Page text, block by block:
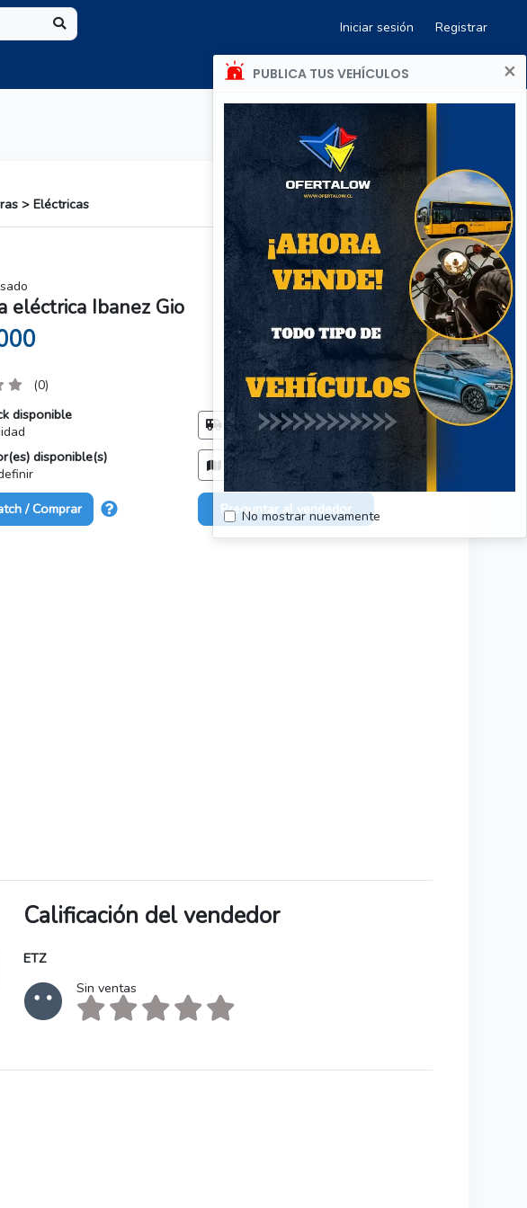
Iniciar sesión Registrar
PUBLICA TUS VEHÍCULOS ×
No mostrar nuevamente
> Eléctricas
eléctrica Ibanez Gio
(0)
disponible Método de entrega
Acordar con el comprador
disponible(s) Zonas de entrega
Solo en: Región de Coquimbo
/ Comprar Preguntar al vendedor
Calificación del vendedor
ETZ
Sin ventas